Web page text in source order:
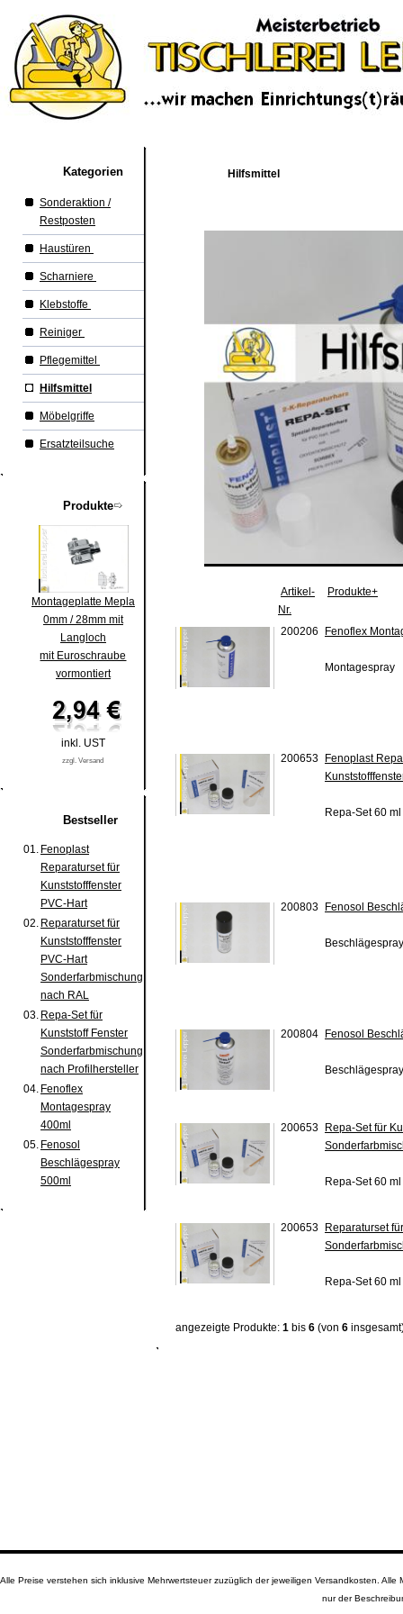
Kategorien
Sonderaktion /
Restposten
Haustüren
Scharniere
Klebstoffe
Reiniger
Pflegemittel
Hilfsmittel
Möbelgriffe
Ersatzteilsuche
Produkte
Montageplatte Mepla
0mm / 28mm mit
Langloch
mit Euroschraube
vormontiert
inkl. UST
zzgl. Versand
Bestseller
01. Fenoplast
Reparaturset für
Kunststofffenster
PVC-Hart
02. Reparaturset für
Kunststofffenster
PVC-Hart
Sonderfarbmischung
nach RAL
03. Repa-Set für
Kunststoff Fenster
Sonderfarbmischung
nach Profilhersteller
04. Fenoflex
Montagespray
400ml
05. Fenosol
Beschlägespray
500ml
Hilfsmittel
Artikel-
Nr.
Produkte+
200206 Fenoflex
Montagespray
200653
Fenoplast
Repa-Set 60
200803 Fenosol
Beschlägespray
200804 Fenosol
Beschlägespray
200653
Repa-Set für
Repa-Set 60
200653
Reparaturset
Repa-Set 60
angezeigte Produkte: 1 bis 6 (von 6
Alle Preise verstehen sich inklusive Mehrwertsteuer zuzüglich der jeweiligen Versandkosten.
nur der